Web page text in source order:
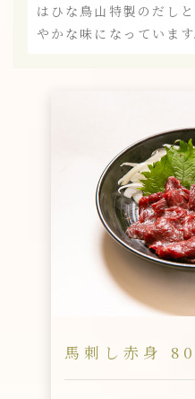
はひな鳥山特製のだし
やかな味になっています
馬刺し赤身